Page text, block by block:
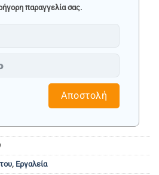
παραγγελία σας.
Αποστολή
, Εργαλεία